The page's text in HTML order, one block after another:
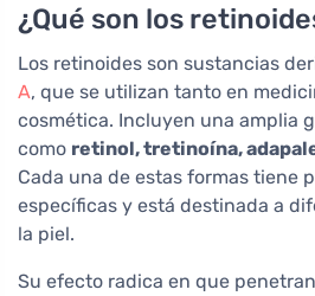
¿Qué son los
Los retinoides son sustancias
A, que se utilizan tanto en
cosmética. Incluyen una amplia
como retinol, tretinoína,
Cada una de estas formas tiene
específicas y está destinada a
la piel.
Su efecto radica en que